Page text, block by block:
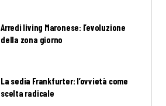
Arredi living Maronese: l’evoluzione
della zona giorno
La sedia Frankfurter: l’ovvietà come
scelta radicale